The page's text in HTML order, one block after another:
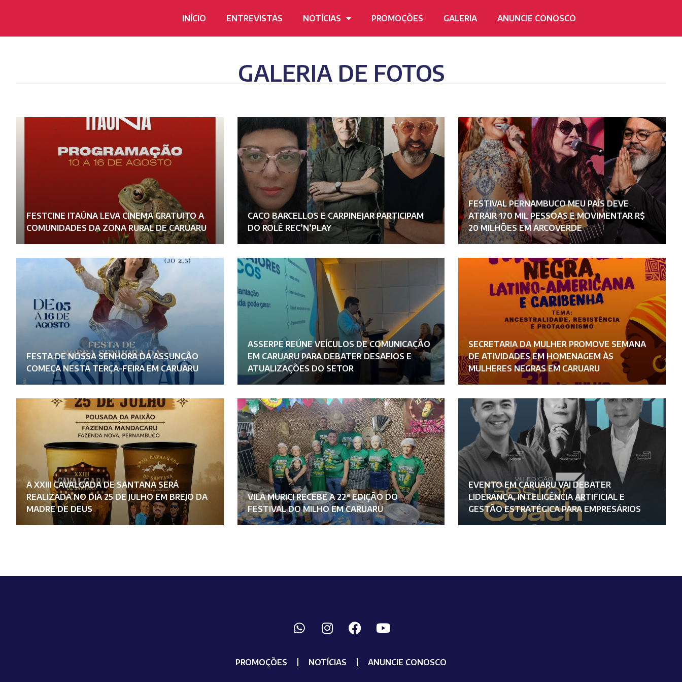
INÍCIO ENTREVISTAS NOTÍCIAS PROMOÇÕES GALERIA ANUNCIE CONOSCO
GALERIA DE FOTOS
FESTCINE ITAÚNA LEVA CINEMA GRATUITO A
COMUNIDADES DA ZONA RURAL DE CARUARU
CACO BARCELLOS E CARPINEJAR PARTICIPAM
DO ROLÊ REC’N’PLAY
FESTIVAL PERNAMBUCO MEU PAÍS DEVE
ATRAIR 170 MIL PESSOAS E MOVIMENTAR R$
20 MILHÕES EM ARCOVERDE
FESTA DE NOSSA SENHORA DA ASSUNÇÃO
COMEÇA NESTA TERÇA-FEIRA EM CARUARU
ASSERPE REÚNE VEÍCULOS DE COMUNICAÇÃO
EM CARUARU PARA DEBATER DESAFIOS E
ATUALIZAÇÕES DO SETOR
SECRETARIA DA MULHER PROMOVE SEMANA
DE ATIVIDADES EM HOMENAGEM ÀS
MULHERES NEGRAS EM CARUARU
A XXIII CAVALGADA DE SANTANA SERÁ
REALIZADA NO DIA 25 DE JULHO EM BREJO DA
MADRE DE DEUS
VILA MURICI RECEBE A 22ª EDIÇÃO DO
FESTIVAL DO MILHO EM CARUARU
EVENTO EM CARUARU VAI DEBATER
LIDERANÇA, INTELIGÊNCIA ARTIFICIAL E
GESTÃO ESTRATÉGICA PARA EMPRESÁRIOS
PROMOÇÕES NOTÍCIAS ANUNCIE CONOSCO